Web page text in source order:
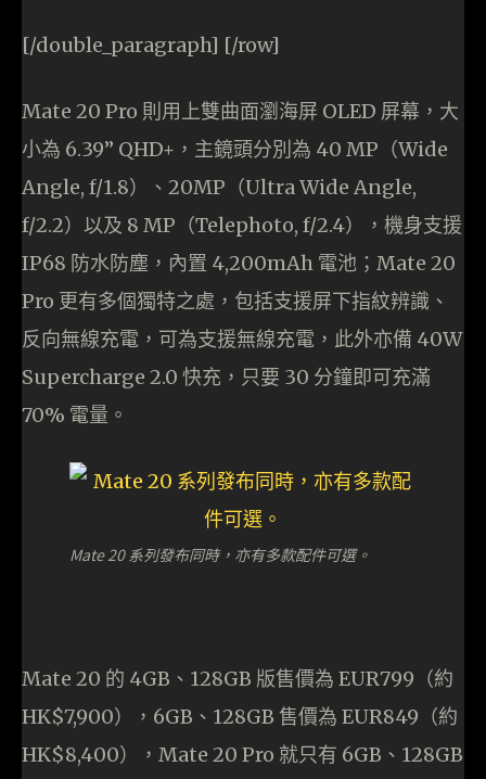
[/double_paragraph] [/row]
Mate 20 Pro 則用上雙曲面瀏海屏 OLED 屏幕，大
小為 6.39” QHD+，主鏡頭分別為 40 MP（Wide
Angle, f/1.8）、20MP（Ultra Wide Angle,
f/2.2）以及 8 MP（Telephoto, f/2.4），機身支援
IP68 防水防塵，內置 4,200mAh 電池；Mate 20
Pro 更有多個獨特之處，包括支援屏下指紋辨識、
反向無線充電，可為支援無線充電，此外亦備 40W
Supercharge 2.0 快充，只要 30 分鐘即可充滿
70% 電量。
Mate 20 系列發布同時，亦有多款配件可選。
Mate 20 的 4GB、128GB 版售價為 EUR799（約
HK$7,900），6GB、128GB 售價為 EUR849（約
HK$8,400），Mate 20 Pro 就只有 6GB、128GB